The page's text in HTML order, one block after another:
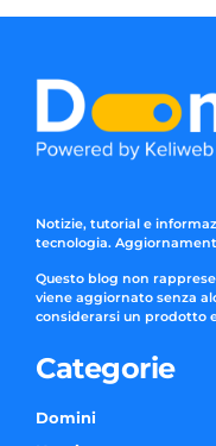
Notizie, tutorial e
tecnologia.
Questo blog non
viene aggiornato senza
considerarsi un prodotto
Categorie
Domini